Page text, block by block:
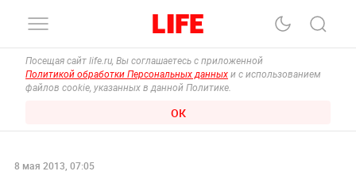
Посещая сайт life.ru, Вы соглашаетесь с приложенной
Политикой обработки Персональных данных и с использованием
файлов cookie, указанных в данной Политике.
ОК
8 мая 2013, 07:05